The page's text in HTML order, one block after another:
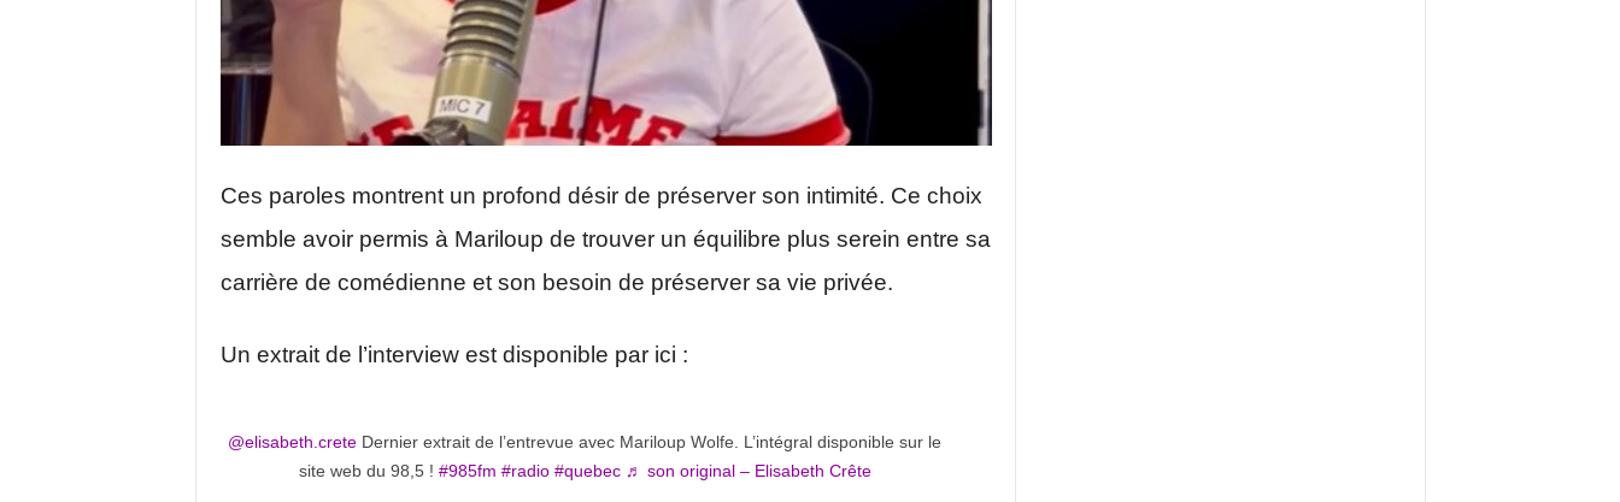
Ces paroles montrent un profond désir de préserver son intimité. Ce choix
semble avoir permis à Mariloup de trouver un équilibre plus serein entre sa
carrière de comédienne et son besoin de préserver sa vie privée.
Un extrait de l’interview est disponible par ici :
@elisabeth.crete Dernier extrait de l’entrevue avec Mariloup Wolfe. L’intégral disponible sur le
site web du 98,5 ! #985fm #radio #quebec ♬ son original – Elisabeth Crête